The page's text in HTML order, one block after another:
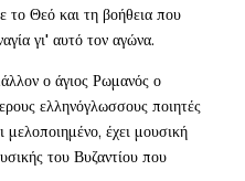
το Θεό και τη βοήθεια που
γι' αυτό τον αγώνα.
ο άγιος Ρωμανός ο
ελληνόγλωσσους ποιητές
έχει μουσική
του Βυζαντίου που